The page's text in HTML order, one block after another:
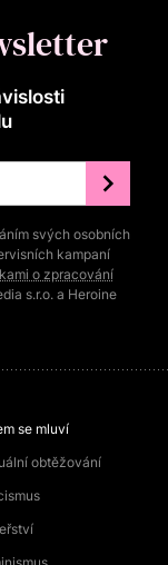
svých osobních
kampaní
o zpracování
s.r.o. a Heroine
se mluví
obtěžování